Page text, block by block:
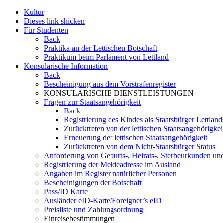
Kultur
Dieses link shicken
Für Studenten
Back
Praktika an der Lettischen Botschaft
Praktikum beim Parlament von Lettland
Konsularische Information
Back
Bescheinigung aus dem Vorstrafenregister
KONSULARISCHE DIENSTLEISTUNGEN
Fragen zur Staatsangehörigkeit
Back
Registrierung des Kindes als Staatsbürger
Zurücktreten von der lettischen
Erneuerung der lettischen Staatsangehörigkeit
Zurücktreten von dem Nicht-Staatsbürger Status
Anforderung von Geburts-, Heirats-, Sterbeurkunden
Registrierung der Meldeadresse im Ausland
Angaben im Register natürlicher Personen
Bescheinigungen der Botschaft
Pass/ID Karte
Ausländer eID-Karte/Foreigner’s eID
Preisliste und Zahlungsordnung
Einreisebestimmungen